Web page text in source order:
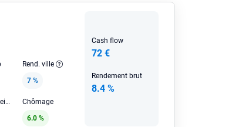
Rend. ville
7 %
Loyer HC conseillé
Chômage
6.0 %
Cash flow
72 €
Rendement brut
8.4 %